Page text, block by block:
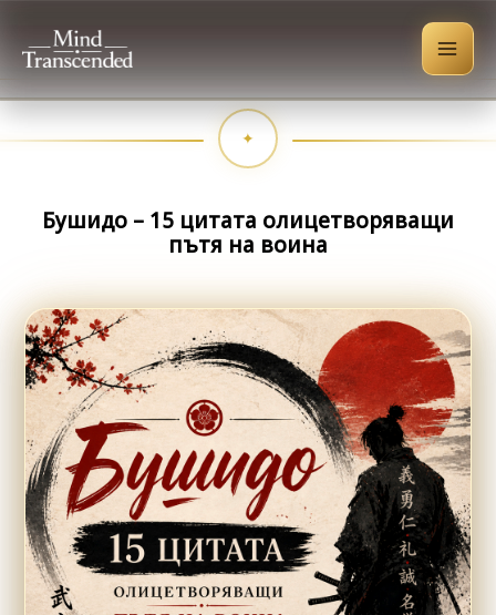
content
Бушидо – 15 цитата олицетворяващи
пътя на воина